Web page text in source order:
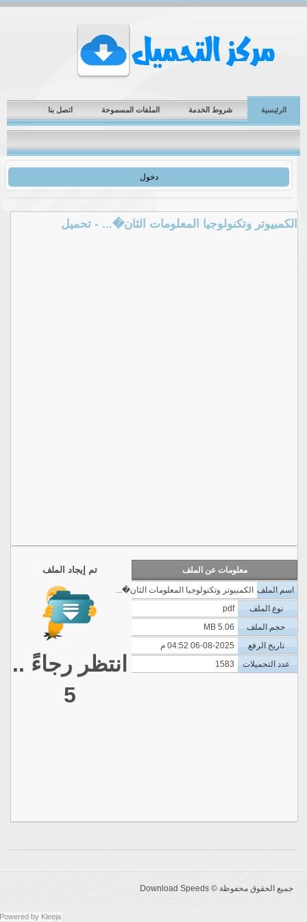
الرئيسية شروط الخدمة الملفات المسموحة اتصل بنا
دخول
الكمبيوتر وتكنولوجيا المعلومات الثان�... - تحميل
معلومات عن الملف
اسم الملف
الكمبيوتر وتكنولوجيا المعلومات الثان�...
نوع الملف
pdf
حجم الملف
5.06 MB
تاريخ الرفع
06-08-2025 04:52 م
عدد التحميلات
1583
تم إيجاد الملف
انتظر رجاءً ..
5
جميع الحقوق محفوظة ©Download Speeds
Powered byKleeja